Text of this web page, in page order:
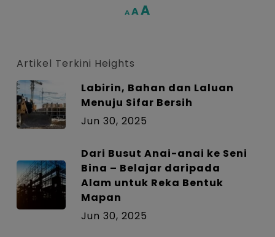
A Decrease
AReset
AIncrease
Artikel Terkini Heights
Labirin, Bahan dan Laluan
Menuju Sifar Bersih
Jun 30, 2025
Dari Busut Anai-anai ke Seni
Bina – Belajar daripada
Alam untuk Reka Bentuk
Mapan
Jun 30, 2025